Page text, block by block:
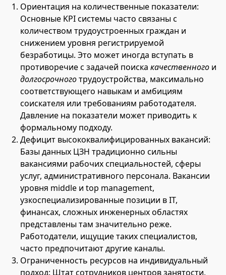
Ориентация на количественные показатели:
Основные KPI системы часто связаны с
количеством трудоустроенных граждан и
снижением уровня регистрируемой
безработицы. Это может иногда вступать в
противоречие с задачей поиска качественного и
долгосрочноготрудоустройства, максимально
соответствующего навыкам и амбициям
соискателя или требованиям работодателя.
Давление на показатели может приводить к
формальному подходу.
Дефицит высококвалифицированных вакансий:
Базы данных ЦЗН традиционно сильны
вакансиями рабочих специальностей, сферы
услуг, административного персонала. Вакансии
уровня middle и top management,
узкоспециализированные позиции в IT,
финансах, сложных инженерных областях
представлены там значительно реже.
Работодатели, ищущие таких специалистов,
часто предпочитают другие каналы.
Ограниченность ресурсов на индивидуальный
подход: Штат сотрудников центров занятости,